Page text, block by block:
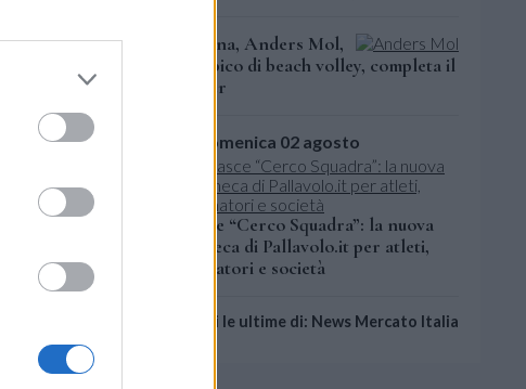
scorso
Verona, Anders Mol,
olimpico di beach volley, completa il
roster
domenica 02 agosto
Nasce “Cerco Squadra”: la nuova
bacheca di Pallavolo.it per atleti,
allenatori e società
Leggi le ultime di: News Mercato Italia